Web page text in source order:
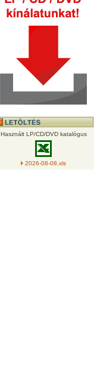
Használt LP/CD/DVD katalógus
2026-08-08.xls